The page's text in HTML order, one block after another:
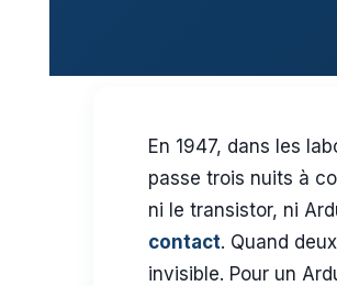
En 1947, dans les
passe trois nuits à
ni le transistor, ni
contact. Quand
invisible. Pour un